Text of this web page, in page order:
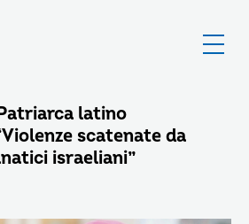
latino
scatenate da
israeliani”